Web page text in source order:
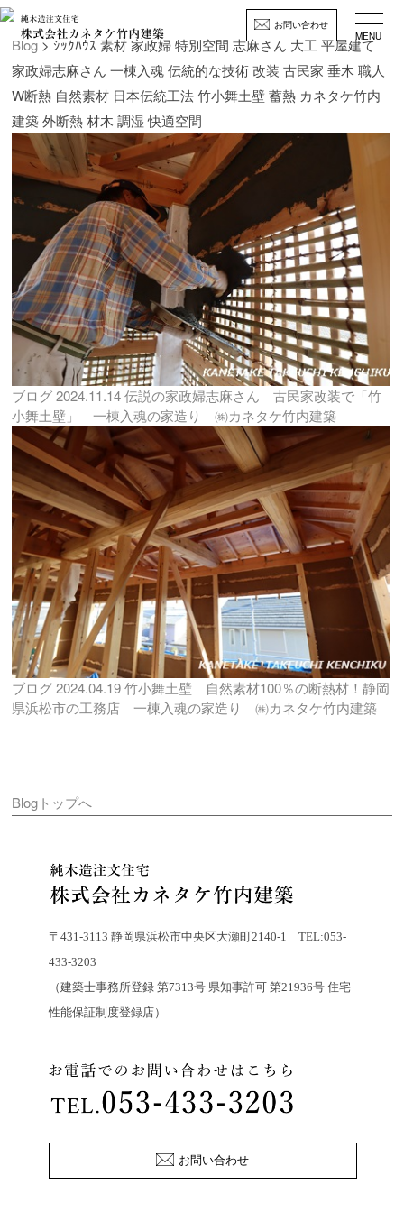
お問い合わせ
MENU
Blog> ｼｯｸﾊｳｽ 素材 家政婦 特別空間 志麻さん 大工 平屋建て
家政婦志麻さん 一棟入魂 伝統的な技術 改装 古民家 垂木 職人
W断熱 自然素材 日本伝統工法 竹小舞土壁 蓄熱 カネタケ竹内
建築 外断熱 材木 調湿 快適空間
ブログ2024.11.14 伝説の家政婦志麻さん 古民家改装で「竹
小舞土壁」 一棟入魂の家造り ㈱カネタケ竹内建築
ブログ2024.04.19 竹小舞土壁 自然素材100％の断熱材！静岡
県浜松市の工務店 一棟入魂の家造り ㈱カネタケ竹内建築
Blogトップへ
〒431-3113 静岡県浜松市中央区大瀬町2140-1 TEL:053-
433-3203
（建築士事務所登録 第7313号 県知事許可 第21936号 住宅
性能保証制度登録店）
お問い合わせ